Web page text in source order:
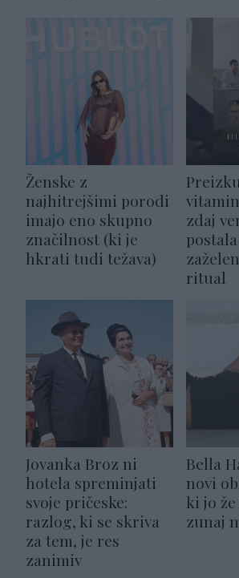
Ženske z
najhitrejšimi porodi
imajo eno skupno
značilnost (ki je
hkrati tudi težava)
zdaj
ritual
Jovanka Broz ni
hotela spreminjati
svoje pričeske:
razlog, ki se skriva
za tem, je res
zanimiv
Bella
novi
ki jo
zunaj